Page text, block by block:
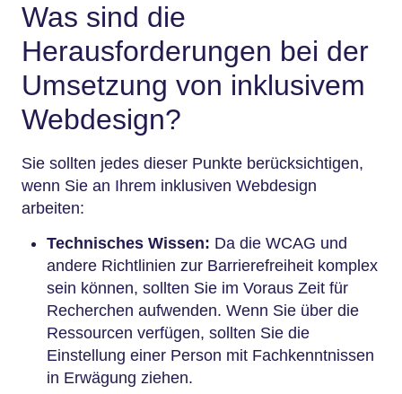
Was sind die
Herausforderungen bei der
Umsetzung von inklusivem
Webdesign?
Sie sollten jedes dieser Punkte berücksichtigen,
wenn Sie an Ihrem inklusiven Webdesign
arbeiten:
Technisches Wissen: Da die WCAG und
andere Richtlinien zur Barrierefreiheit komplex
sein können, sollten Sie im Voraus Zeit für
Recherchen aufwenden. Wenn Sie über die
Ressourcen verfügen, sollten Sie die
Einstellung einer Person mit Fachkenntnissen
in Erwägung ziehen.